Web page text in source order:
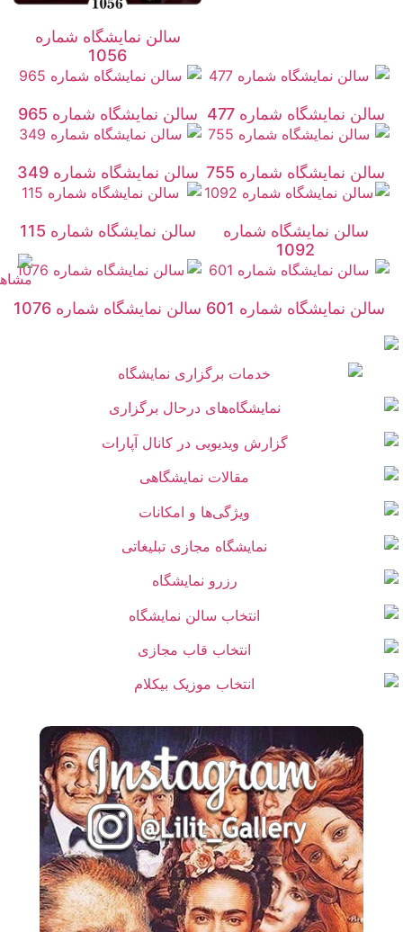
سالن نمایشگاه شماره
1056
سالن نمایشگاه شماره 477 سالن نمایشگاه شماره 965
سالن نمایشگاه شماره 755 سالن نمایشگاه شماره 349
سالن نمایشگاه شماره
1092
سالن نمایشگاه شماره 115
سالن نمایشگاه شماره 601 سالن نمایشگاه شماره 1076